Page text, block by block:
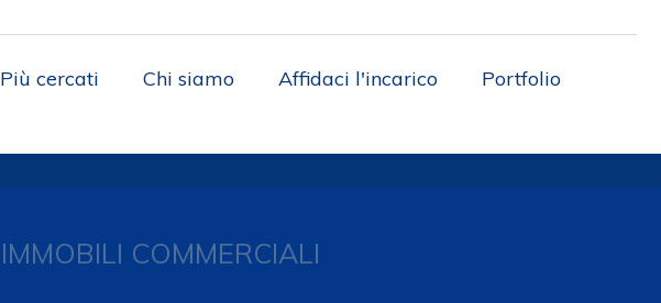
Più cercati Chi siamo Affidaci l'incarico
Portfolio
IMMOBILI COMMERCIALI